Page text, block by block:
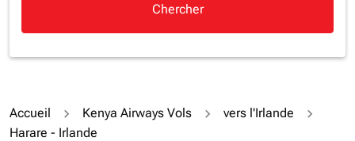
Chercher
Accueil Kenya Airways Vols
vers l'Irlande
Harare - Irlande